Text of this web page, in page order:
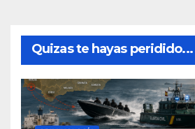
Quizas te hayas peridido...